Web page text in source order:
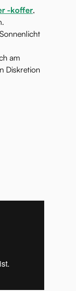
-koffer,
am
Diskretion